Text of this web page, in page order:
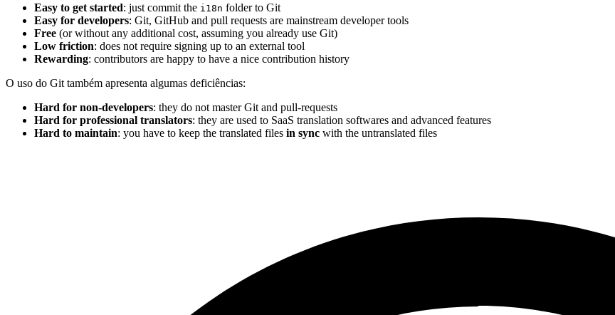
Easy to get started: just commit the i18n folder to Git
Easy for developers: Git, GitHub and pull requests are mainstream developer tools
Free (or without any additional cost, assuming you already use Git)
Low friction: does not require signing up to an external tool
Rewarding: contributors are happy to have a nice contribution history
O uso do Git também apresenta algumas deficiências:
Hard for non-developers: they do not master Git and pull-requests
Hard for professional translators: they are used to SaaS translation softwares and advanced features
Hard to maintain: you have to keep the translated files in sync with the untranslated files